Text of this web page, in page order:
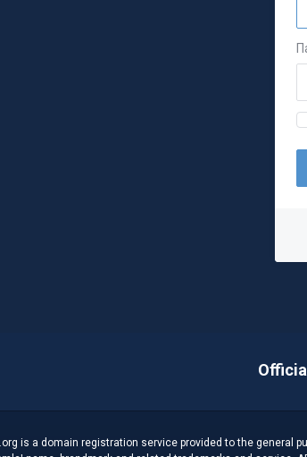
is a domain registration service provided to the general